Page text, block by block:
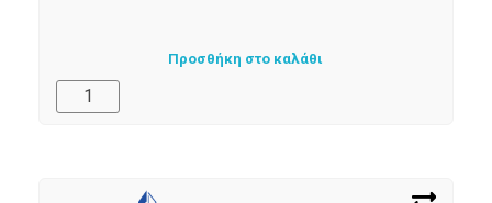
Προσθήκη στο καλάθι